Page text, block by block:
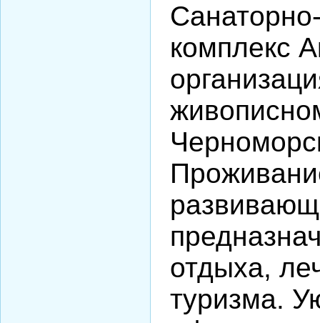
комплекс
отдыха,
туризма.